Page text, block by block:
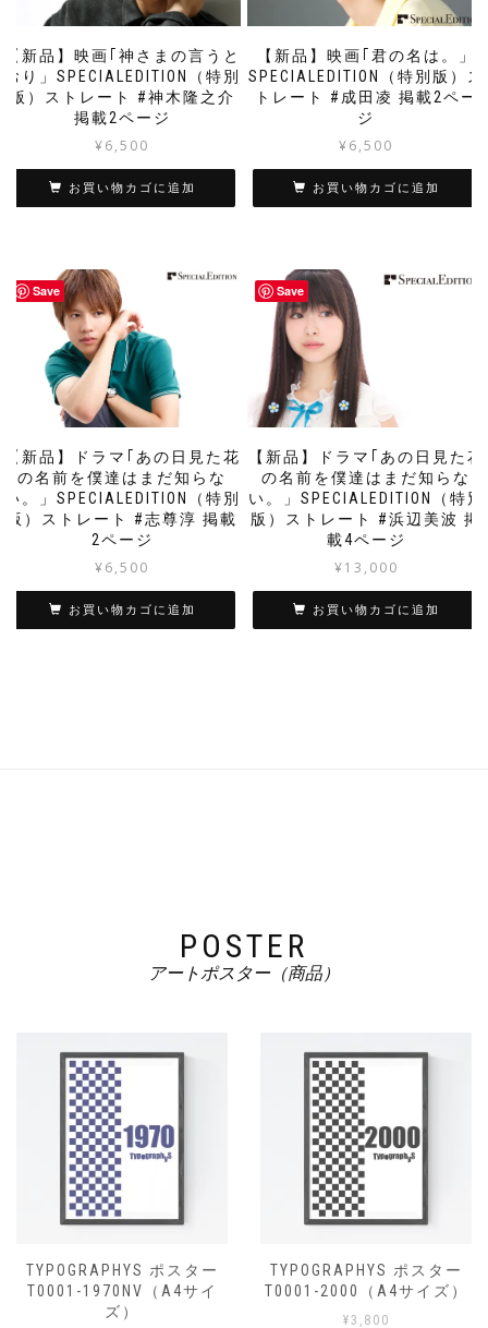
【新品】映画｢神さまの言うと
おり」SPECIALEDITION（特別
版）ストレート #神木隆之介
掲載2ページ
¥6,500
お買い物カゴに追加
【新品】映画｢君の名は。」
SPECIALEDITION（特別版）ス
トレート #成田凌 掲載2ペー
ジ
¥6,500
お買い物カゴに追加
Save
【新品】ドラマ｢あの日見た花
の名前を僕達はまだ知らな
い。」SPECIALEDITION（特別
版）ストレート #志尊淳 掲載
2ページ
¥6,500
お買い物カゴに追加
Save
【新品】ドラマ｢あの日見た花
の名前を僕達はまだ知らな
い。」SPECIALEDITION（特別
版）ストレート #浜辺美波 掲
載4ページ
¥13,000
お買い物カゴに追加
POSTER
アートポスター（商品）
TYPOGRAPHYS ポスター
T0001-1970NV（A4サイ
ズ）
TYPOGRAPHYS ポスター
T0001-2000（A4サイズ）
¥3,800